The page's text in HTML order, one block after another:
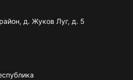
д. Жуков Луг, д. 5